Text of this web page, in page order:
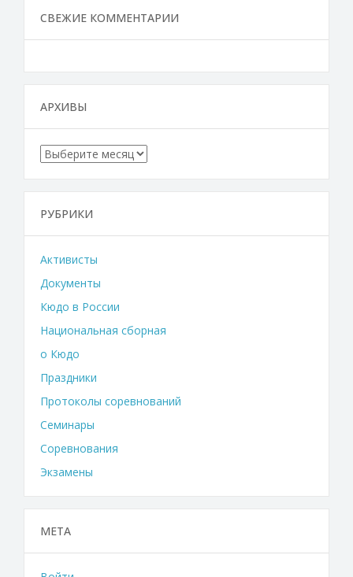
СВЕЖИЕ КОММЕНТАРИИ
АРХИВЫ
Архивы
РУБРИКИ
Активисты
Документы
Кюдо в России
Национальная сборная
о Кюдо
Праздники
Протоколы соревнований
Семинары
Соревнования
Экзамены
МЕТА